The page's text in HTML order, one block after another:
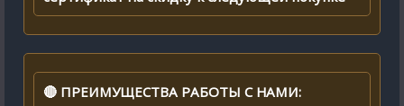
🔴 ПРЕИМУЩЕСТВА РАБОТЫ С НАМИ: